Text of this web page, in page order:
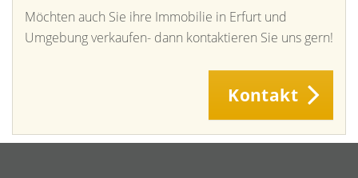
Möchten auch Sie ihre Immobilie in Erfurt und
Umgebung verkaufen- dann kontaktieren Sie uns gern!
Kontakt